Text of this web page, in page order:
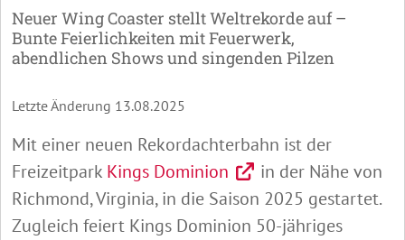
Neuer Wing Coaster stellt Weltrekorde auf –
Bunte Feierlichkeiten mit Feuerwerk,
abendlichen Shows und singenden Pilzen
Letzte Änderung 13.08.2025
Mit einer neuen Rekordachterbahn ist der
Freizeitpark Kings Dominion
in der Nähe von
Richmond, Virginia, in die Saison 2025 gestartet.
Zugleich feiert Kings Dominion 50-jähriges